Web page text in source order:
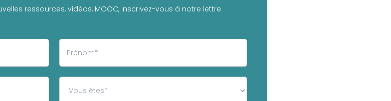
ressources, vidéos, MOOC, inscrivez-vous à notre lettre